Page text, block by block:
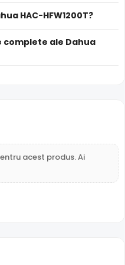
a imaginii la distante
HAC-HFW1200T?
complete ale Dahua
acest produs. Ai